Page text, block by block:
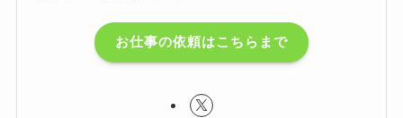
お仕事の依頼はこちらまで